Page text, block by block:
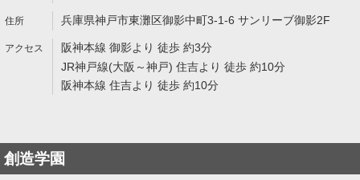
兵庫県神戸市東灘区御影中町3-1-6 サンリーブ御影2F
阪神本線 御影より 徒歩 約3分
JR神戸線(大阪～神戸) 住吉より 徒歩 約10分
阪神本線 住吉より 徒歩 約10分
創造学園